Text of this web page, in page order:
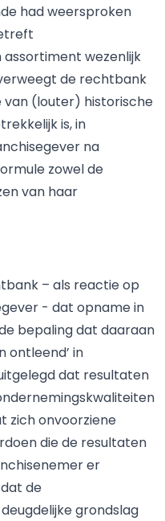
had weersproken
wezenlijk
de rechtbank
(louter) historische
is, in
na
zowel de
van haar
– als reactie op
- dat opname in
bepaling dat daaraan
ontleend’ in
dat resultaten
zich onvoorziene
die de resultaten
er
de
grondslag